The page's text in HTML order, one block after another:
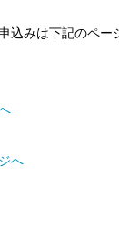
込みは下記のペー
へ